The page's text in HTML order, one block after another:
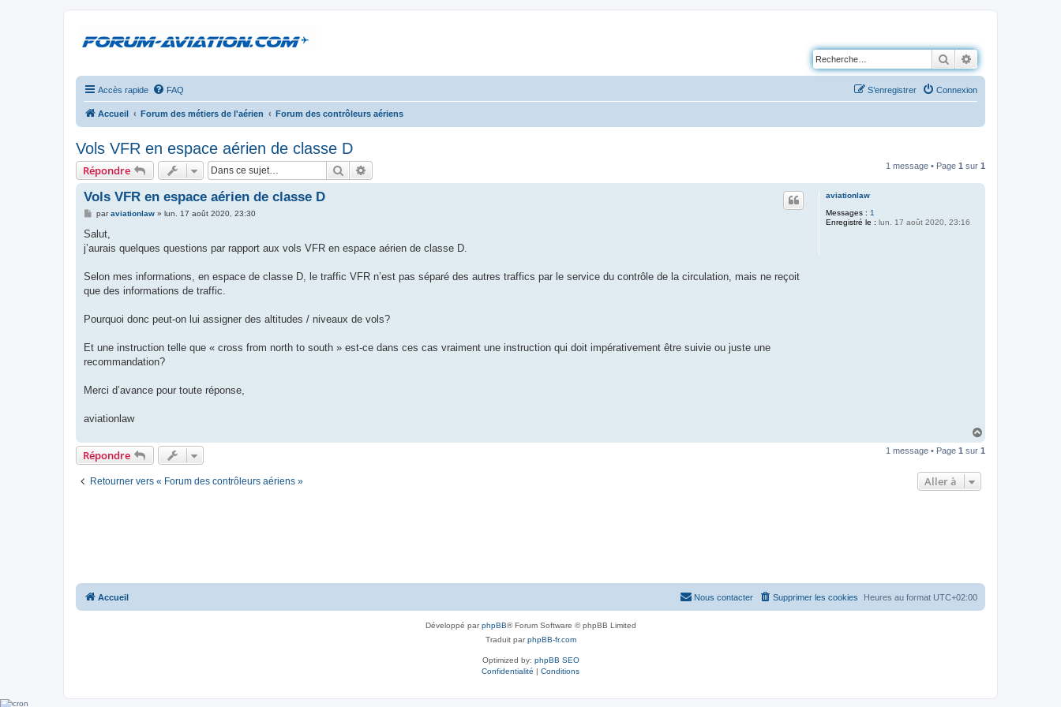
Rechercher
Accès rapide FAQ Connexion
S’enregistrer
Accueil Forum des métiers de l'aérien Forum des contrôleurs aériens
Vols VFR en espace aérien de classe D
Répondre Rechercher 1 message • Page 1 sur 1
aviationlaw
Messages : 1
Enregistré le : lun. 17 août 2020, 23:16
Vols VFR en espace aérien de classe D
M
s
a
paraviationlaw» lun. 17 août 2020, 23:30
Salut,
j’aurais quelques questions par rapport aux vols VFR en espace aérien de classe D.
Selon mes informations, en espace de classe D, le traffic VFR n’est pas séparé des autres traffics par le service du contrôle de la circulation, mais ne reçoit
que des informations de traffic.
Pourquoi donc peut-on lui assigner des altitudes / niveaux de vols?
Et une instruction telle que « cross from north to south » est-ce dans ces cas vraiment une instruction qui doit impérativement être suivie ou juste une
recommandation?
Merci d’avance pour toute réponse,
aviationlaw
u
Répondre 1 message • Page 1 sur 1
Retourner vers « Forum des contrôleurs aériens » Aller à
Accueil Heures au format UTC+02:00
Supprimer les cookies
Nous contacter
Développé parphpBB® Forum Software © phpBB Limited
Traduit parphpBB-fr.com
Optimized by: phpBB SEO
Confidentialité | Conditions